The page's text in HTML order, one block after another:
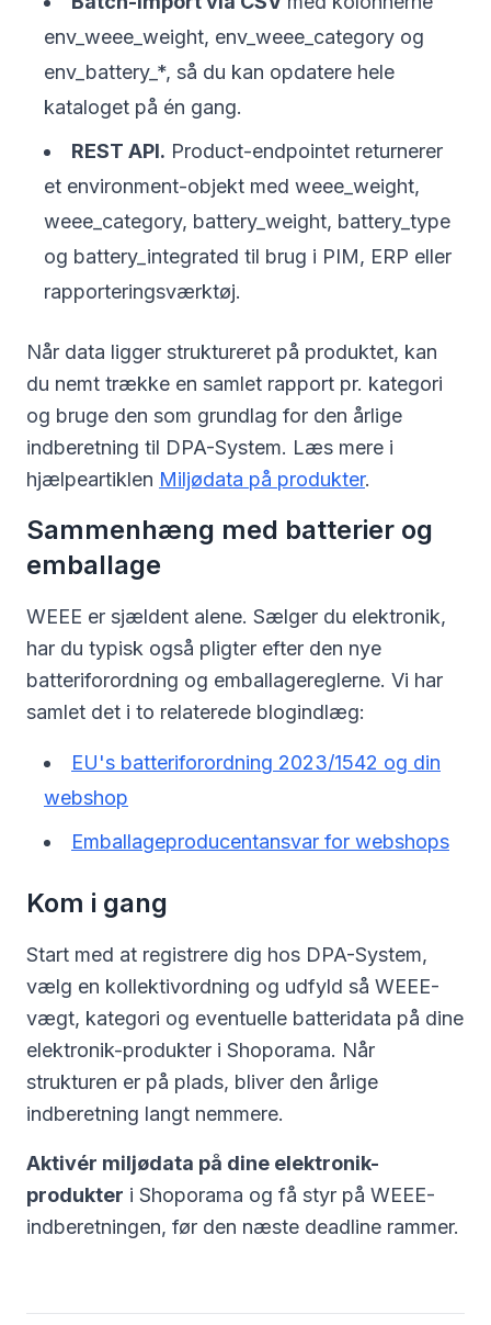
env_weee_weight, env_weee_category og
env_battery_*, så du kan opdatere hele
kataloget på én gang.
REST API. Product-endpointet returnerer
et environment-objekt med weee_weight,
weee_category, battery_weight, battery_type
og battery_integrated til brug i PIM, ERP eller
rapporteringsværktøj.
Når data ligger struktureret på produktet, kan
du nemt trække en samlet rapport pr. kategori
og bruge den som grundlag for den årlige
indberetning til DPA-System. Læs mere i
hjælpeartiklen Miljødata på produkter.
Sammenhæng med batterier og
emballage
WEEE er sjældent alene. Sælger du elektronik,
har du typisk også pligter efter den nye
batteriforordning og emballagereglerne. Vi har
samlet det i to relaterede blogindlæg:
EU's batteriforordning 2023/1542 og din
webshop
Emballageproducentansvar for webshops
Kom i gang
Start med at registrere dig hos DPA-System,
vælg en kollektivordning og udfyld så WEEE-
vægt, kategori og eventuelle batteridata på dine
elektronik-produkter i Shoporama. Når
strukturen er på plads, bliver den årlige
indberetning langt nemmere.
Aktivér miljødata på dine elektronik-
produkter i Shoporama og få styr på WEEE-
indberetningen, før den næste deadline rammer.